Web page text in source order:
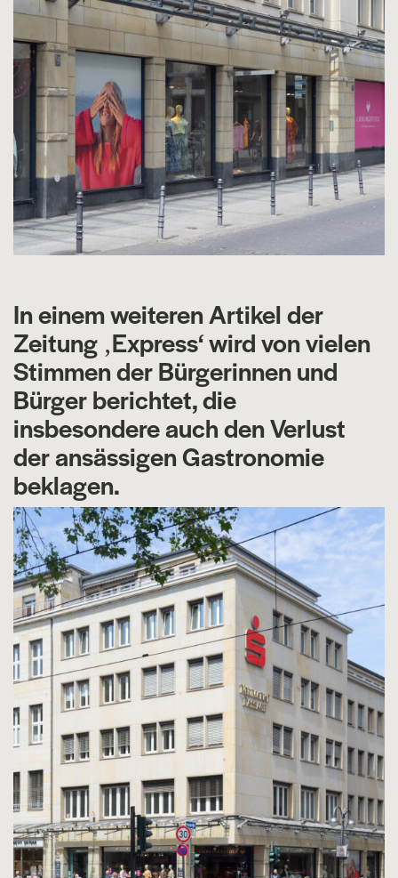
In einem weiteren Artikel der
Zeitung ‚Express‘ wird von vielen
Stimmen der Bürgerinnen und
Bürger berichtet, die
insbesondere auch den Verlust
der ansässigen Gastronomie
beklagen.